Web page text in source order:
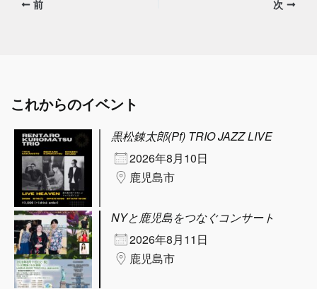
前 次
これからのイベント
黒松錬太郎(Pf) TRIO JAZZ LIVE
2026年8月10日
鹿児島市
NYと鹿児島をつなぐコンサート
2026年8月11日
鹿児島市